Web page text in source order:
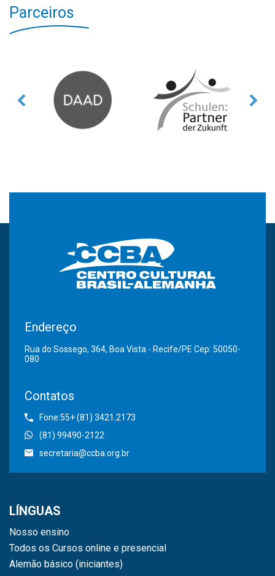
Parceiros
Endereço
Rua do Sossego, 364, Boa Vista - Recife/PE Cep: 50050-
080
Contatos
Fone:55+ (81) 3421.2173
(81) 99490-2122
secretaria@ccba.org.br
LÍNGUAS
Nosso ensino
Todos os Cursos online e presencial
Alemão básico (iniciantes)